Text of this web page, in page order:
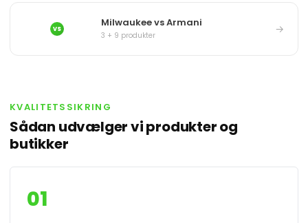
VS Milwaukee vs Armani
3 + 9 produkter →
KVALITETSSIKRING
Sådan udvælger vi produkter og
butikker
01